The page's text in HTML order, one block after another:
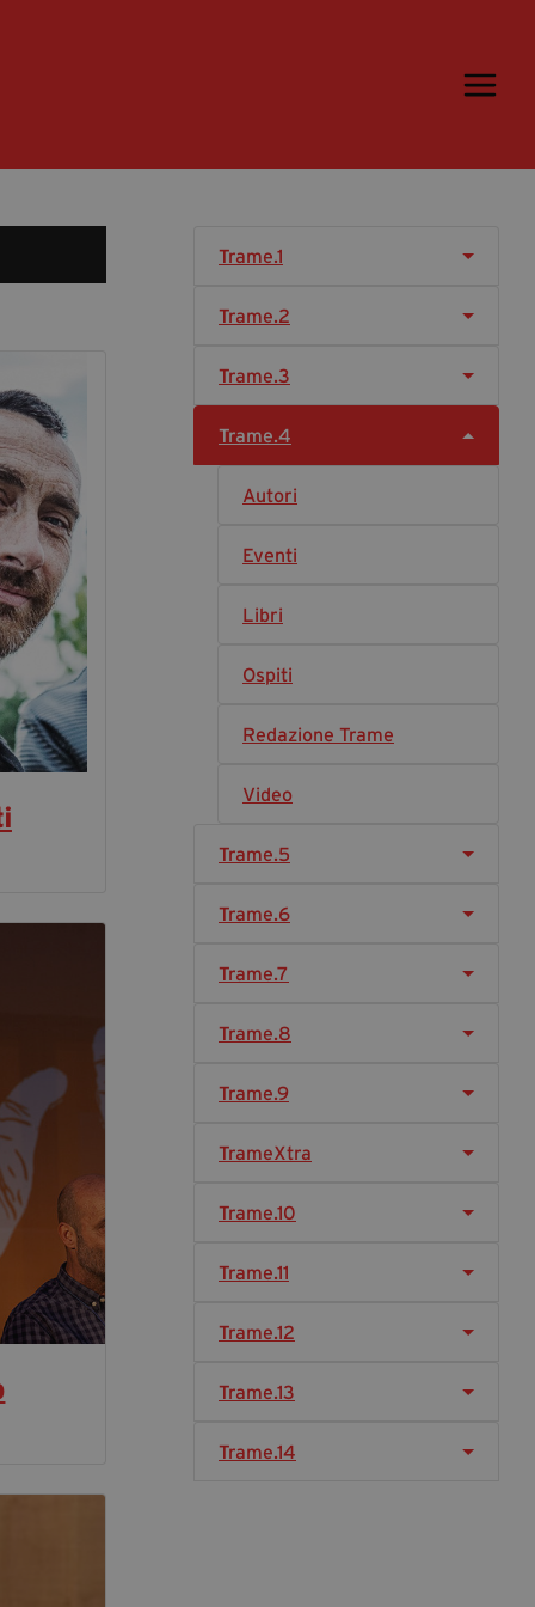
Ospiti
Media & Press
Cartella Stampa
Rassegna Stampa
Partecipa
Diventa Partner
Dona
Fondazione Trame
Chi Siamo
Civico Trame
#Trameascuola
Contatti
segreteria@tramefestival.it
info@tramefestival.it
+39 346 954 4078
Trame.1
Trame.2
Trame.3
Trame.4
Autori
Eventi
Libri
Ospiti
Redazione Trame
Video
Trame.5
Trame.6
Trame.7
Trame.8
Trame.9
TrameXtra
Trame.10
Trame.11
Trame.12
Trame.13
Trame.14